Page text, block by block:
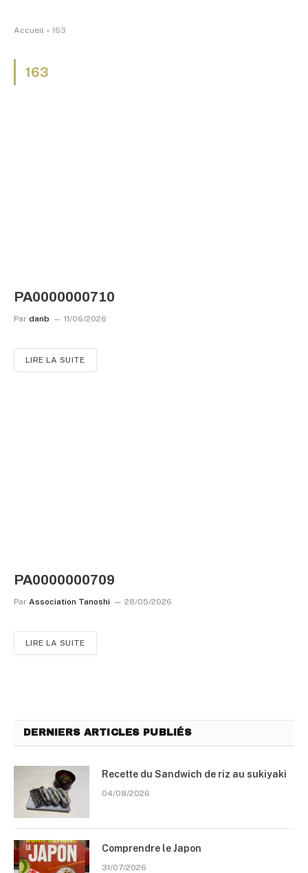
Accueil » 163
163
PA0000000710
Par danb 11/06/2026
LIRE LA SUITE
PA0000000709
Par Association Tanoshi 28/05/2026
LIRE LA SUITE
DERNIERS ARTICLES PUBLIÉS
Recette du Sandwich de riz au sukiyaki
04/08/2026
Comprendre le Japon
31/07/2026